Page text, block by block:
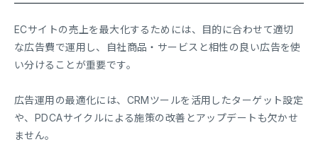
ECサイトの売上を最大化するためには、目的に合わせて適切
な広告費で運用し、自社商品・サービスと相性の良い広告を使
い分けることが重要です。
広告運用の最適化には、CRMツールを活用したターゲット設定
や、PDCAサイクルによる施策の改善とアップデートも欠かせ
ません。